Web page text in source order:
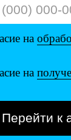
к анкете